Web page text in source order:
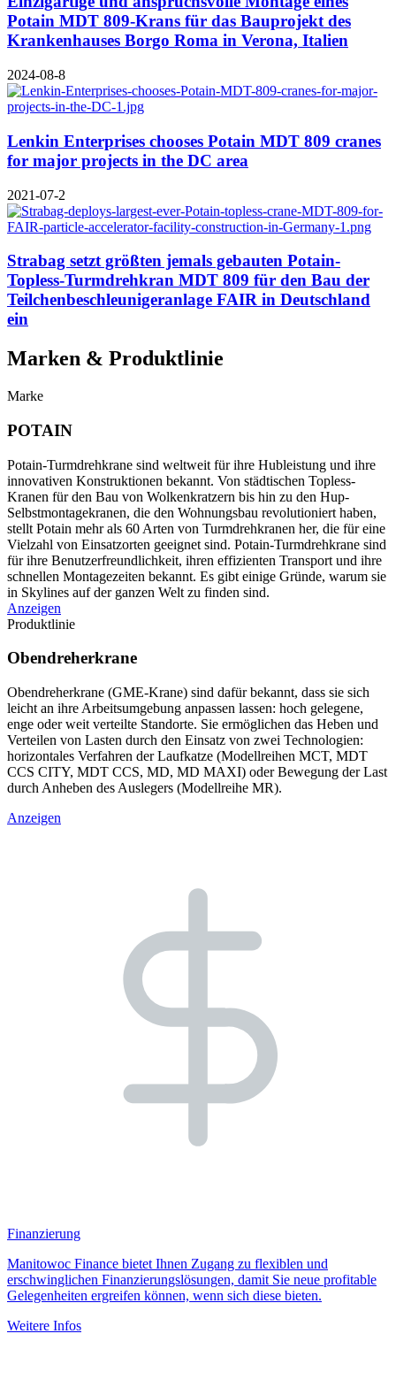
Potain MDT 809-Krans für das Bauprojekt des
Krankenhauses Borgo Roma in Verona, Italien
2024-08-8
Lenkin Enterprises chooses Potain MDT 809 cranes
for major projects in the DC area
2021-07-2
Strabag setzt größten jemals gebauten Potain-
Topless-Turmdrehkran MDT 809 für den Bau der
Teilchenbeschleunigeranlage FAIR in Deutschland
ein
Marken & Produktlinie
Marke
POTAIN
Potain-Turmdrehkrane sind weltweit für ihre Hubleistung und ihre
innovativen Konstruktionen bekannt. Von städtischen Topless-
Kranen für den Bau von Wolkenkratzern bis hin zu den Hup-
Selbstmontagekranen, die den Wohnungsbau revolutioniert haben,
stellt Potain mehr als 60 Arten von Turmdrehkranen her, die für eine
Vielzahl von Einsatzorten geeignet sind. Potain-Turmdrehkrane sind
für ihre Benutzerfreundlichkeit, ihren effizienten Transport und ihre
schnellen Montagezeiten bekannt. Es gibt einige Gründe, warum sie
in Skylines auf der ganzen Welt zu finden sind.
Anzeigen
Produktlinie
Obendreherkrane
Obendreherkrane (GME-Krane) sind dafür bekannt, dass sie sich
leicht an ihre Arbeitsumgebung anpassen lassen: hoch gelegene,
enge oder weit verteilte Standorte. Sie ermöglichen das Heben und
Verteilen von Lasten durch den Einsatz von zwei Technologien:
horizontales Verfahren der Laufkatze (Modellreihen MCT, MDT
CCS CITY, MDT CCS, MD, MD MAXI) oder Bewegung der Last
durch Anheben des Auslegers (Modellreihe MR).
Anzeigen
Finanzierung
Manitowoc Finance bietet Ihnen Zugang zu flexiblen und
erschwinglichen Finanzierungslösungen, damit Sie neue profitable
Gelegenheiten ergreifen können, wenn sich diese bieten.
Weitere Infos